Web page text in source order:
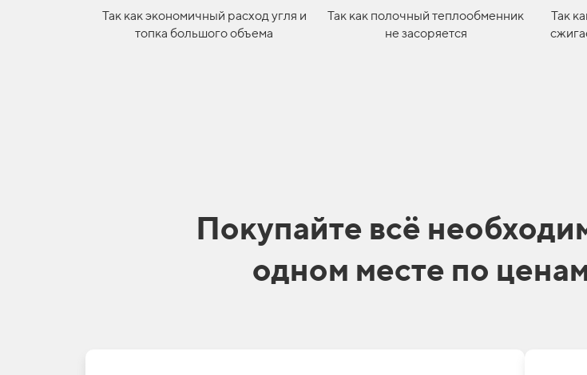
Так как экономичный расход угля и
топка большого объема
Так как полочный теплообменник
не засоряется
Так
Покупайте всё
одном месте по